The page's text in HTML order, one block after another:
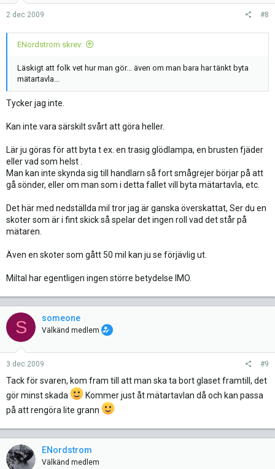
2 dec 2009 #8
ENordstrom skrev:
Läskigt att folk vet hur man gör... även om man bara har tänkt byta
mätartavla...
Tycker jag inte.
Kan inte vara särskilt svårt att göra heller.
Lär ju göras för att byta t ex. en trasig glödlampa, en brusten fjäder
eller vad som helst .
Man kan inte skynda sig till handlarn så fort smågrejer börjar på att
gå sönder, eller om man som i detta fallet vill byta mätartavla, etc.
Det här med nedställda mil tror jag är ganska överskattat, Ser du en
skoter som är i fint skick så spelar det ingen roll vad det står på
mätaren.
Även en skoter som gått 50 mil kan ju se förjävlig ut.
Miltal har egentligen ingen större betydelse IMO.
S someone
Välkänd medlem
3 dec 2009 #9
Tack för svaren, kom fram till att man ska ta bort glaset framtill, det
gör minst skada
Kommer just åt mätartavlan då och kan passa
på att rengöra lite grann
ENordstrom
Välkänd medlem